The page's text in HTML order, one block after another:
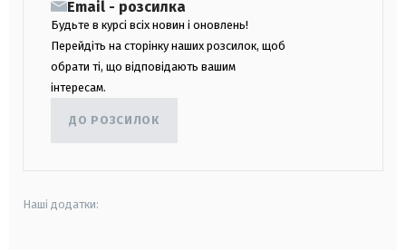
Email - розсилка
Будьте в курсі всіх новин і оновлень!
Перейдіть на сторінку наших розсилок, щоб
обрати ті, що відповідають вашим
інтересам.
ДО РОЗСИЛОК
Наші додатки: